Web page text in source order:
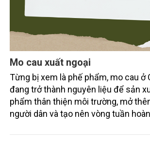
Mo cau xuất ngoại
Từng bị xem là phế phẩm, mo cau ở
đang trở thành nguyên liệu để sản
phẩm thân thiện môi trường, mở
người dân và tạo nên vòng tuần
chén, dĩa... từ mo cau đã được thị